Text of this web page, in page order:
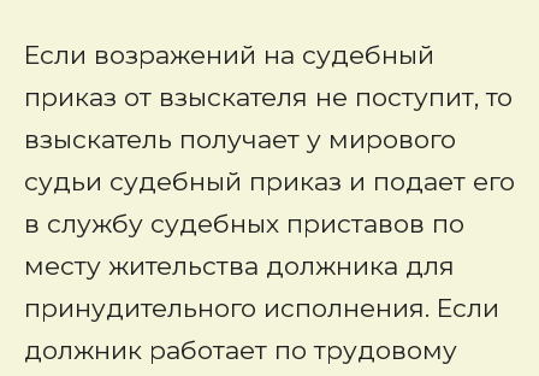
Если возражений на судебный
приказ от взыскателя не поступит, то
взыскатель получает у мирового
судьи судебный приказ и подает его
в службу судебных приставов по
месту жительства должника для
принудительного исполнения. Если
должник работает по трудовому